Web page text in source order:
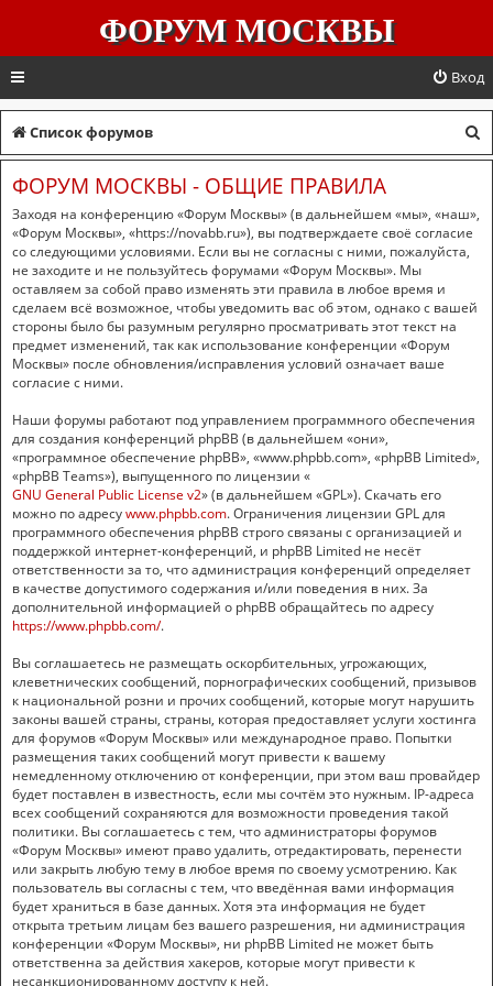
ФОРУМ МОСКВЫ
Вход
Список форумов
о
ФОРУМ МОСКВЫ - ОБЩИЕ ПРАВИЛА
Заходя на конференцию «Форум Москвы» (в дальнейшем «мы», «наш»,
«Форум Москвы», «https://novabb.ru»), вы подтверждаете своё согласие
со следующими условиями. Если вы не согласны с ними, пожалуйста,
не заходите и не пользуйтесь форумами «Форум Москвы». Мы
оставляем за собой право изменять эти правила в любое время и
сделаем всё возможное, чтобы уведомить вас об этом, однако с вашей
стороны было бы разумным регулярно просматривать этот текст на
предмет изменений, так как использование конференции «Форум
Москвы» после обновления/исправления условий означает ваше
согласие с ними.
Наши форумы работают под управлением программного обеспечения
для создания конференций phpBB (в дальнейшем «они»,
«программное обеспечение phpBB», «www.phpbb.com», «phpBB Limited»,
«phpBB Teams»), выпущенного по лицензии «
GNU General Public License v2» (в дальнейшем «GPL»). Скачать его
можно по адресуwww.phpbb.com. Ограничения лицензии GPL для
программного обеспечения phpBB строго связаны с организацией и
поддержкой интернет-конференций, и phpBB Limited не несёт
ответственности за то, что администрация конференций определяет
в качестве допустимого содержания и/или поведения в них. За
дополнительной информацией о phpBB обращайтесь по адресу
https://www.phpbb.com/.
Вы соглашаетесь не размещать оскорбительных, угрожающих,
клеветнических сообщений, порнографических сообщений, призывов
к национальной розни и прочих сообщений, которые могут нарушить
законы вашей страны, страны, которая предоставляет услуги хостинга
для форумов «Форум Москвы» или международное право. Попытки
размещения таких сообщений могут привести к вашему
немедленному отключению от конференции, при этом ваш провайдер
будет поставлен в известность, если мы сочтём это нужным. IP-адреса
всех сообщений сохраняются для возможности проведения такой
политики. Вы соглашаетесь с тем, что администраторы форумов
«Форум Москвы» имеют право удалить, отредактировать, перенести
или закрыть любую тему в любое время по своему усмотрению. Как
пользователь вы согласны с тем, что введённая вами информация
будет храниться в базе данных. Хотя эта информация не будет
открыта третьим лицам без вашего разрешения, ни администрация
конференции «Форум Москвы», ни phpBB Limited не может быть
ответственна за действия хакеров, которые могут привести к
несанкционированному доступу к ней.